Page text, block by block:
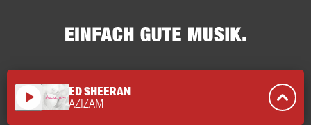
play_arrow ED SHEERAN
AZIZAM